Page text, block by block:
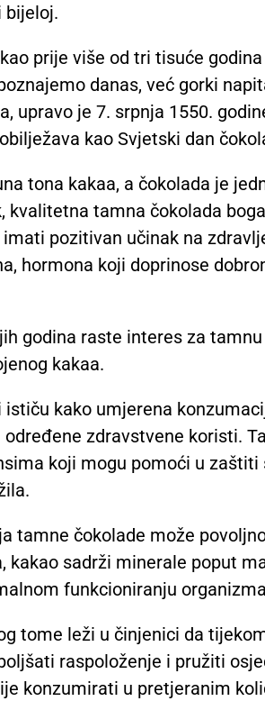
bijeloj.
prije više od tri tisuće
danas, već gorki
upravo je 7. srpnja 1550.
kao Svjetski dan
tona kakaa, a čokolada je
tamna čokolada
pozitivan učinak na
hormona koji doprinose
godina raste interes za
kakaa.
kako umjerena
zdravstvene koristi.
koji mogu pomoći u zaštiti
tamne čokolade može
sadrži minerale poput
funkcioniranju
tome leži u činjenici da
raspoloženje i pružiti
konzumirati u pretjeranim